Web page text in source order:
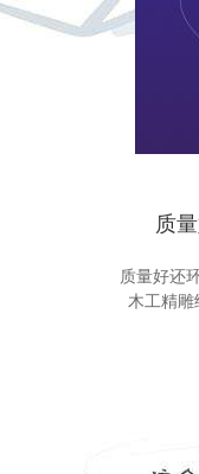
质
质量好还
木工精